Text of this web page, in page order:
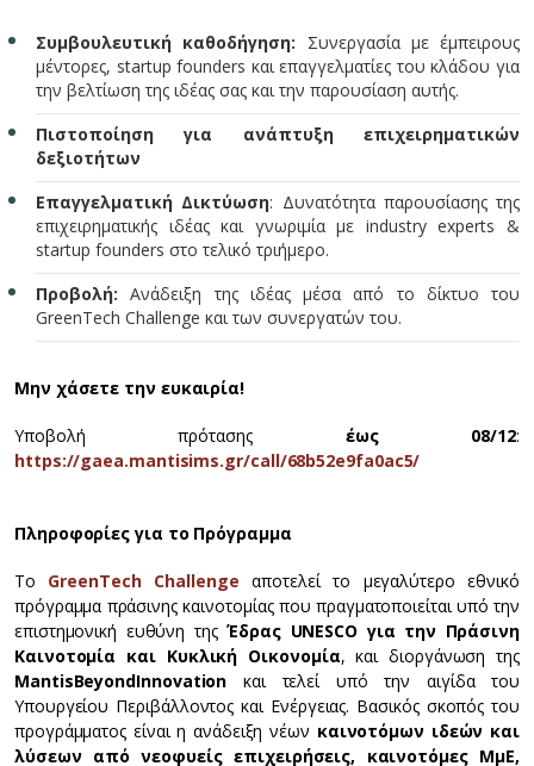
Συμβουλευτική καθοδήγηση: Συνεργασία με έμπειρους
μέντορες, startup founders και επαγγελματίες του κλάδου για
την βελτίωση της ιδέας σας και την παρουσίαση αυτής.
Πιστοποίηση για ανάπτυξη επιχειρηματικών
δεξιοτήτων
Επαγγελματική Δικτύωση: Δυνατότητα παρουσίασης της
επιχειρηματικής ιδέας και γνωριμία με industry experts &
startup founders στο τελικό τριήμερο.
Προβολή:Ανάδειξη της ιδέας μέσα από το δίκτυο του
GreenTech Challenge και των συνεργατών του.
Μην χάσετε την ευκαιρία!
Υποβολή πρότασης έως 08/12:
https://gaea.mantisims.gr/call/68b52e9fa0ac5/
Πληροφορίες για το Πρόγραμμα
Το GreenTech Challenge αποτελεί το μεγαλύτερο εθνικό
πρόγραμμα πράσινης καινοτομίας που πραγματοποιείται υπό την
επιστημονική ευθύνη τηςΈδρας UNESCO για την Πράσινη
Καινοτομία και Κυκλική Οικονομία, και διοργάνωση της
MantisBeyondInnovation και τελεί υπό την αιγίδα του
Υπουργείου Περιβάλλοντος και Ενέργειας. Βασικός σκοπός του
προγράμματος είναι η ανάδειξη νέων καινοτόμων ιδεών και
λύσεωναπό νεοφυείς επιχειρήσεις, καινοτόμες ΜμΕ,